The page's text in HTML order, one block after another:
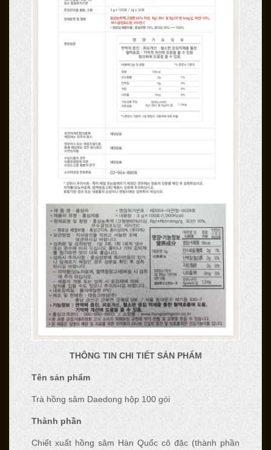
THÔNG TIN CHI TIẾT SẢN PHẨM
Tên sản phẩm
Trà hồng sâm Daedong hộp 100 gói
Thành phần
Chiết xuất hồng sâm Hàn Quốc cô đặc (thành phần